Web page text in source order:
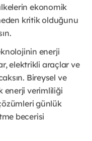
ekonomik
kritik olduğunu
enerji
elektrikli araçlar ve
Bireysel ve
enerji verimliliği
günlük
becerisi